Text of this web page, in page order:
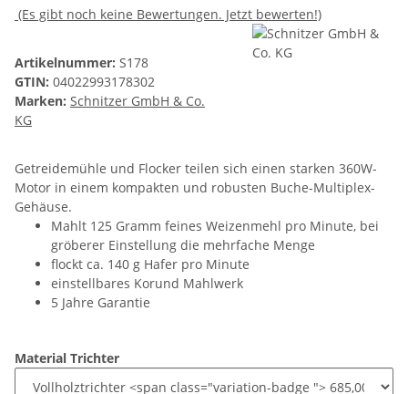
(Es gibt noch keine Bewertungen. Jetzt bewerten!)
Artikelnummer: S178
GTIN: 04022993178302
Marken: Schnitzer GmbH & Co.
KG
Getreidemühle und Flocker teilen sich einen starken 360W-
Motor in einem kompakten und robusten Buche-Multiplex-
Gehäuse.
Mahlt 125 Gramm feines Weizenmehl pro Minute, bei
gröberer Einstellung die mehrfache Menge
flockt ca. 140 g Hafer pro Minute
einstellbares Korund Mahlwerk
5 Jahre Garantie
Material Trichter